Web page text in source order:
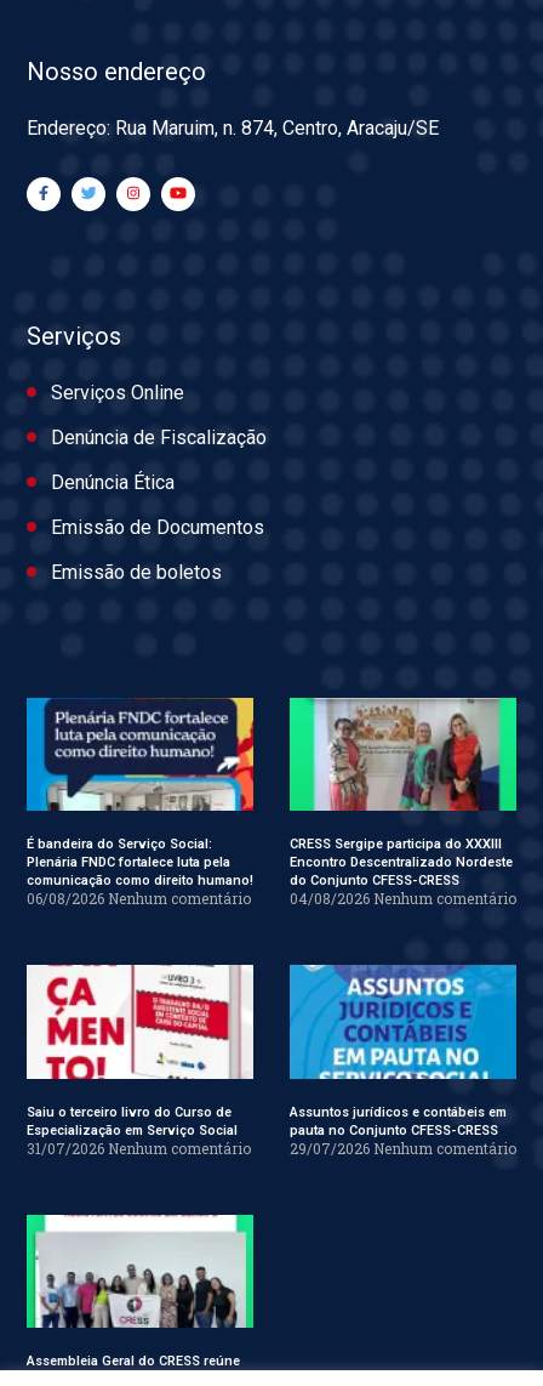
Nosso endereço
Endereço: Rua Maruim, n. 874, Centro, Aracaju/SE
Serviços
Serviços Online
Denúncia de Fiscalização
Denúncia Ética
Emissão de Documentos
Emissão de boletos
É bandeira do Serviço Social:
Plenária FNDC fortalece luta pela
comunicação como direito humano!
06/08/2026 Nenhum comentário
CRESS Sergipe participa do XXXIII
Encontro Descentralizado Nordeste
do Conjunto CFESS-CRESS
04/08/2026 Nenhum comentário
Saiu o terceiro livro do Curso de
Especialização em Serviço Social
31/07/2026 Nenhum comentário
Assuntos jurídicos e contábeis em
pauta no Conjunto CFESS-CRESS
29/07/2026 Nenhum comentário
Assembleia Geral do CRESS reúne